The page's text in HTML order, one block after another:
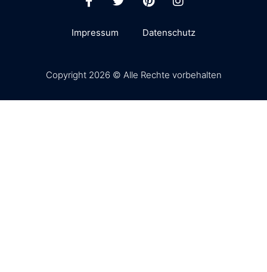
Impressum Datenschutz
Copyright 2026 © Alle Rechte vorbehalten